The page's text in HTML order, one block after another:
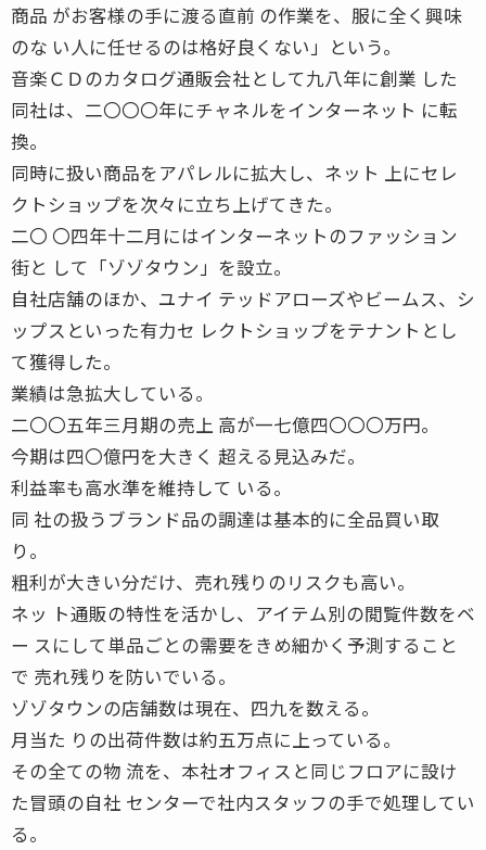
商品 がお客様の手に渡る直前 の作業を、服に全く興味
のな い人に任せるのは格好良くない」という。
音楽ＣＤのカタログ通販会社として九八年に創業 した
同社は、二〇〇〇年にチャネルをインターネット に転
換。
同時に扱い商品をアパレルに拡大し、ネット 上にセレ
クトショップを次々に立ち上げてきた。
二〇 〇四年十二月にはインターネットのファッション
街と して「ゾゾタウン」を設立。
自社店舗のほか、ユナイ テッドアローズやビームス、シ
ップスといった有力セ レクトショップをテナントとし
て獲得した。
業績は急拡大している。
二〇〇五年三月期の売上 高が一七億四〇〇〇万円。
今期は四〇億円を大きく 超える見込みだ。
利益率も高水準を維持して いる。
同 社の扱うブランド品の調達は基本的に全品買い取
り。
粗利が大きい分だけ、売れ残りのリスクも高い。
ネッ ト通販の特性を活かし、アイテム別の閲覧件数をベ
ー スにして単品ごとの需要をきめ細かく予測すること
で 売れ残りを防いでいる。
ゾゾタウンの店舗数は現在、四九を数える。
月当た りの出荷件数は約五万点に上っている。
その全ての物 流を、本社オフィスと同じフロアに設け
た冒頭の自社 センターで社内スタッフの手で処理してい
る。